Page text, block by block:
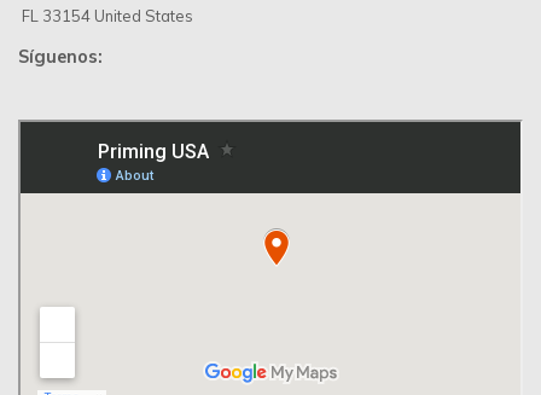
FL 33154 United States
Síguenos: